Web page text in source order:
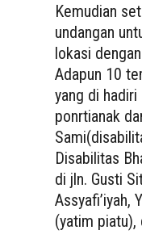
Kemudian
undangan
lokasi
Adapun 10
yang di
ponrtianak
Disabilitas
di jln. Gusti
Assyafi’iyah,
(yatim piatu),